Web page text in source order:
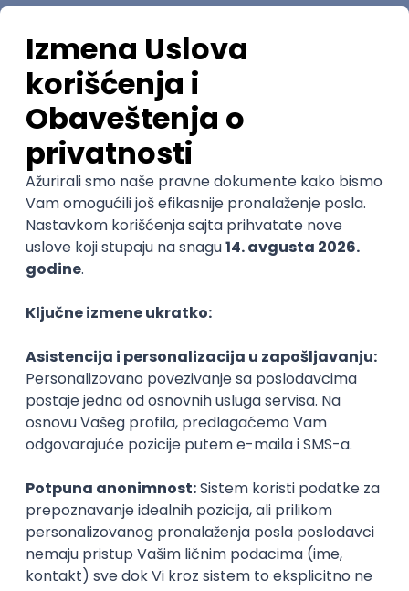
5. Veštine specifične za industriju
Tehničke veštine variraju u zavisnosti od industrije, pa
je važno istražiti industriju u kojoj želiš da radiš. To
možeš da saznaš iščitavanjem oglasa za posao u toj
industriji. Istakni veštine koje već poznaješ, i razmotri
da naučiš one koje su relativno lake, pa da im daš
prioritet u biografiji.
Evo nekih primera tehničkih veština specifičnih za
određena radna mesta, koji se mogu pronaći na
oglasima za posao: QA testiranje, iOS/Android
programiranje, internet bezbednost,
modeliranje, UI/UX, SEO, društvene mreže
(vođenje i oglašavanje),CMS, marketing alati za
analitiku
i brojni drugi.
Da poboljšaš svoje IT veštine, razmotri da upišeš neki
novi kurs, da se priključiš self-study programu, da
učiš od mentora ili da tehničko znanje stekneš na
praksi ili radnom mestu. :)
Kopiraj link